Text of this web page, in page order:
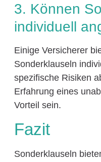
3. Können
individuell
Einige Versicherer
Sonderklauseln
spezifische Risiken
Erfahrung eines
Vorteil sein.
Fazit
Sonderklauseln